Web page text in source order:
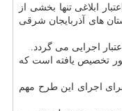
ابلاغی تنها بخشی از
های آذربایجان شرقی
اجرایی می گردد.
و افزود: 31 درصد این رقم با عنایت به وضعیت مالی كشور تخصیص یافته است كه
اجرای این طرح مهم